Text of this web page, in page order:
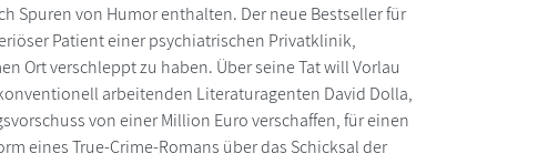
Spuren von Humor enthalten. Der neue Bestseller für
Patient einer psychiatrischen Privatklinik,
Ort verschleppt zu haben. Über seine Tat will Vorlau
arbeitenden Literaturagenten David Dolla,
von einer Million Euro verschaffen, für einen
eines True-Crime-Romans über das Schicksal der